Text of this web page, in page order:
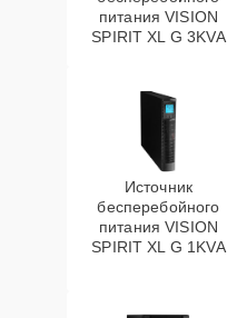
питания VISION
SPIRIT XL G 3KVA
Источник
бесперебойного
питания VISION
SPIRIT XL G 1KVA